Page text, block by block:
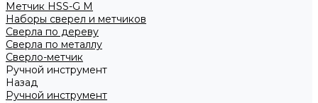
Метчик HSS-G М
Наборы сверел и метчиков
Сверла по дереву
Сверла по металлу
Сверло-метчик
Ручной инструмент
Назад
Ручной инструмент